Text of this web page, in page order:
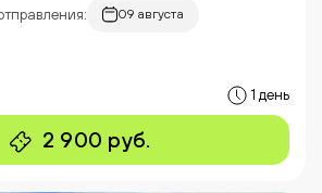
09 августа
1 день
2 900 руб.